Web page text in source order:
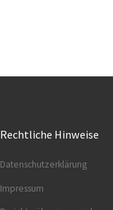
Rechtliche Hinweise
Datenschutzerklärung
Impressum